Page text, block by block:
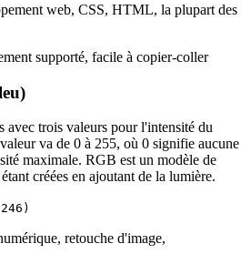
web, CSS, HTML, la plupart des
supporté, facile à copier-coller
avec trois valeurs pour l'intensité du
va de 0 à 255, où 0 signifie aucune
maximale. RGB est un modèle de
créées en ajoutant de la lumière.
retouche d'image,